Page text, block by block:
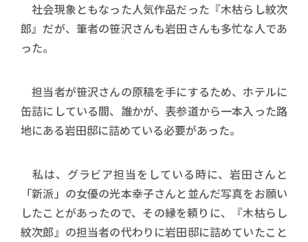
社会現象ともなった人気作品だった『木枯らし紋次
郎』だが、筆者の笹沢さんも岩田さんも多忙な人であ
った。
担当者が笹沢さんの原稿を手にするため、ホテルに
缶詰にしている間、誰かが、表参道から一本入った路
地にある岩田邸に詰めている必要があった。
私は、グラビア担当をしている時に、岩田さんと
「新派」の女優の光本幸子さんと並んだ写真をお願い
したことがあったので、その縁を頼りに、『木枯らし
紋次郎』の担当者の代わりに岩田邸に詰めていたこと